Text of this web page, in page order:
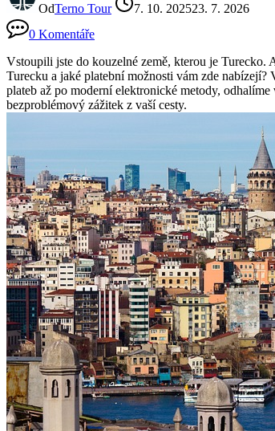
OdTerno Tour 7. 10. 202523. 7. 2026
0 Komentáře
Vstoupili jste do kouzelné země, kterou je Turecko.
Turecku a jaké platební možnosti vám zde
plateb až po moderní elektronické metody,
bezproblémový zážitek z vaší cesty.